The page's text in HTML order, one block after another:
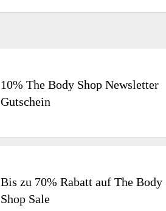
10% The Body Shop Newsletter
Gutschein
Bis zu 70% Rabatt auf The Body
Shop Sale